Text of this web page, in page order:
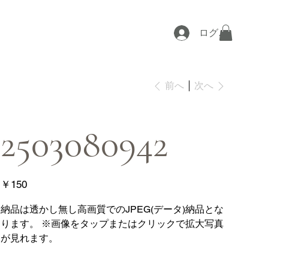
ログイン
前へ 次へ
2503080942
価
格
￥150
納品は透かし無し高画質でのJPEG(データ)納品とな
ります。 ※画像をタップまたはクリックで拡大写真
が見れます。